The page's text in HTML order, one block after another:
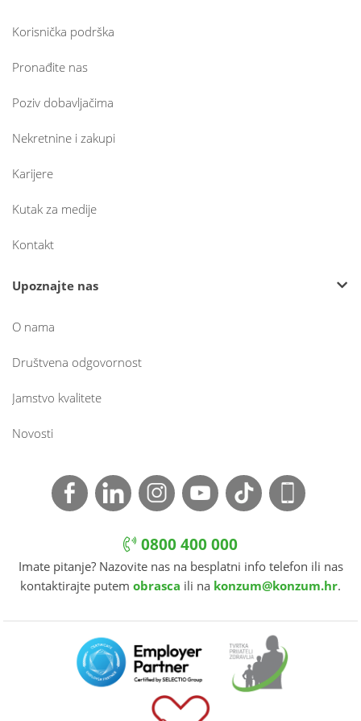
Korisnička podrška
Pronađite nas
Poziv dobavljačima
Nekretnine i zakupi
Karijere
Kutak za medije
Kontakt
Upoznajte nas
O nama
Društvena odgovornost
Jamstvo kvalitete
Novosti
0800 400 000
Imate pitanje? Nazovite nas na besplatni info telefon ili nas
kontaktirajte putem obrasca ili na konzum@konzum.hr.